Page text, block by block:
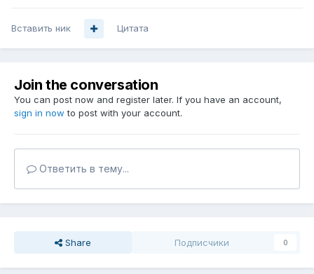
Вставить ник Цитата
Join the conversation
You can post now and register later. If you have an account,
sign in now to post with your account.
Ответить в тему...
Share Подписчики 0